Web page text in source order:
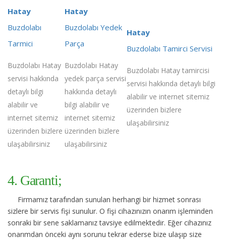
Hatay
Buzdolabı
Tarmici
Buzdolabı Hatay
servisi hakkında
detaylı bilgi
alabilir ve
internet sitemiz
üzerinden bizlere
ulaşabilirsiniz
Hatay
Buzdolabı Yedek
Parça
Buzdolabı Hatay
yedek parça servisi
hakkında detaylı
bilgi alabilir ve
internet sitemiz
üzerinden bizlere
ulaşabilirsiniz
Hatay
Buzdolabı Tamirci Servisi
Buzdolabı Hatay tamircisi
servisi hakkında detaylı bilgi
alabilir ve internet sitemiz
üzerinden bizlere
ulaşabilirsiniz
4. Garanti;
Firmamız tarafından sunulan herhangi bir hizmet sonrası
sizlere bir servis fişi sunulur. O fişi cihazınızın onarım işleminden
sonraki bir sene saklamanız tavsiye edilmektedir. Eğer cihazınız
onarımdan önceki aynı sorunu tekrar ederse bize ulaşıp size